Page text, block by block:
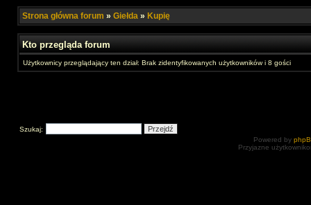
Strona główna forum » Giełda » Kupię
Kto przegląda forum
Użytkownicy przeglądający ten dział: Brak zidentyfikowanych użytkowników i 8 gości
Szukaj:
Powered by
Przyjazne